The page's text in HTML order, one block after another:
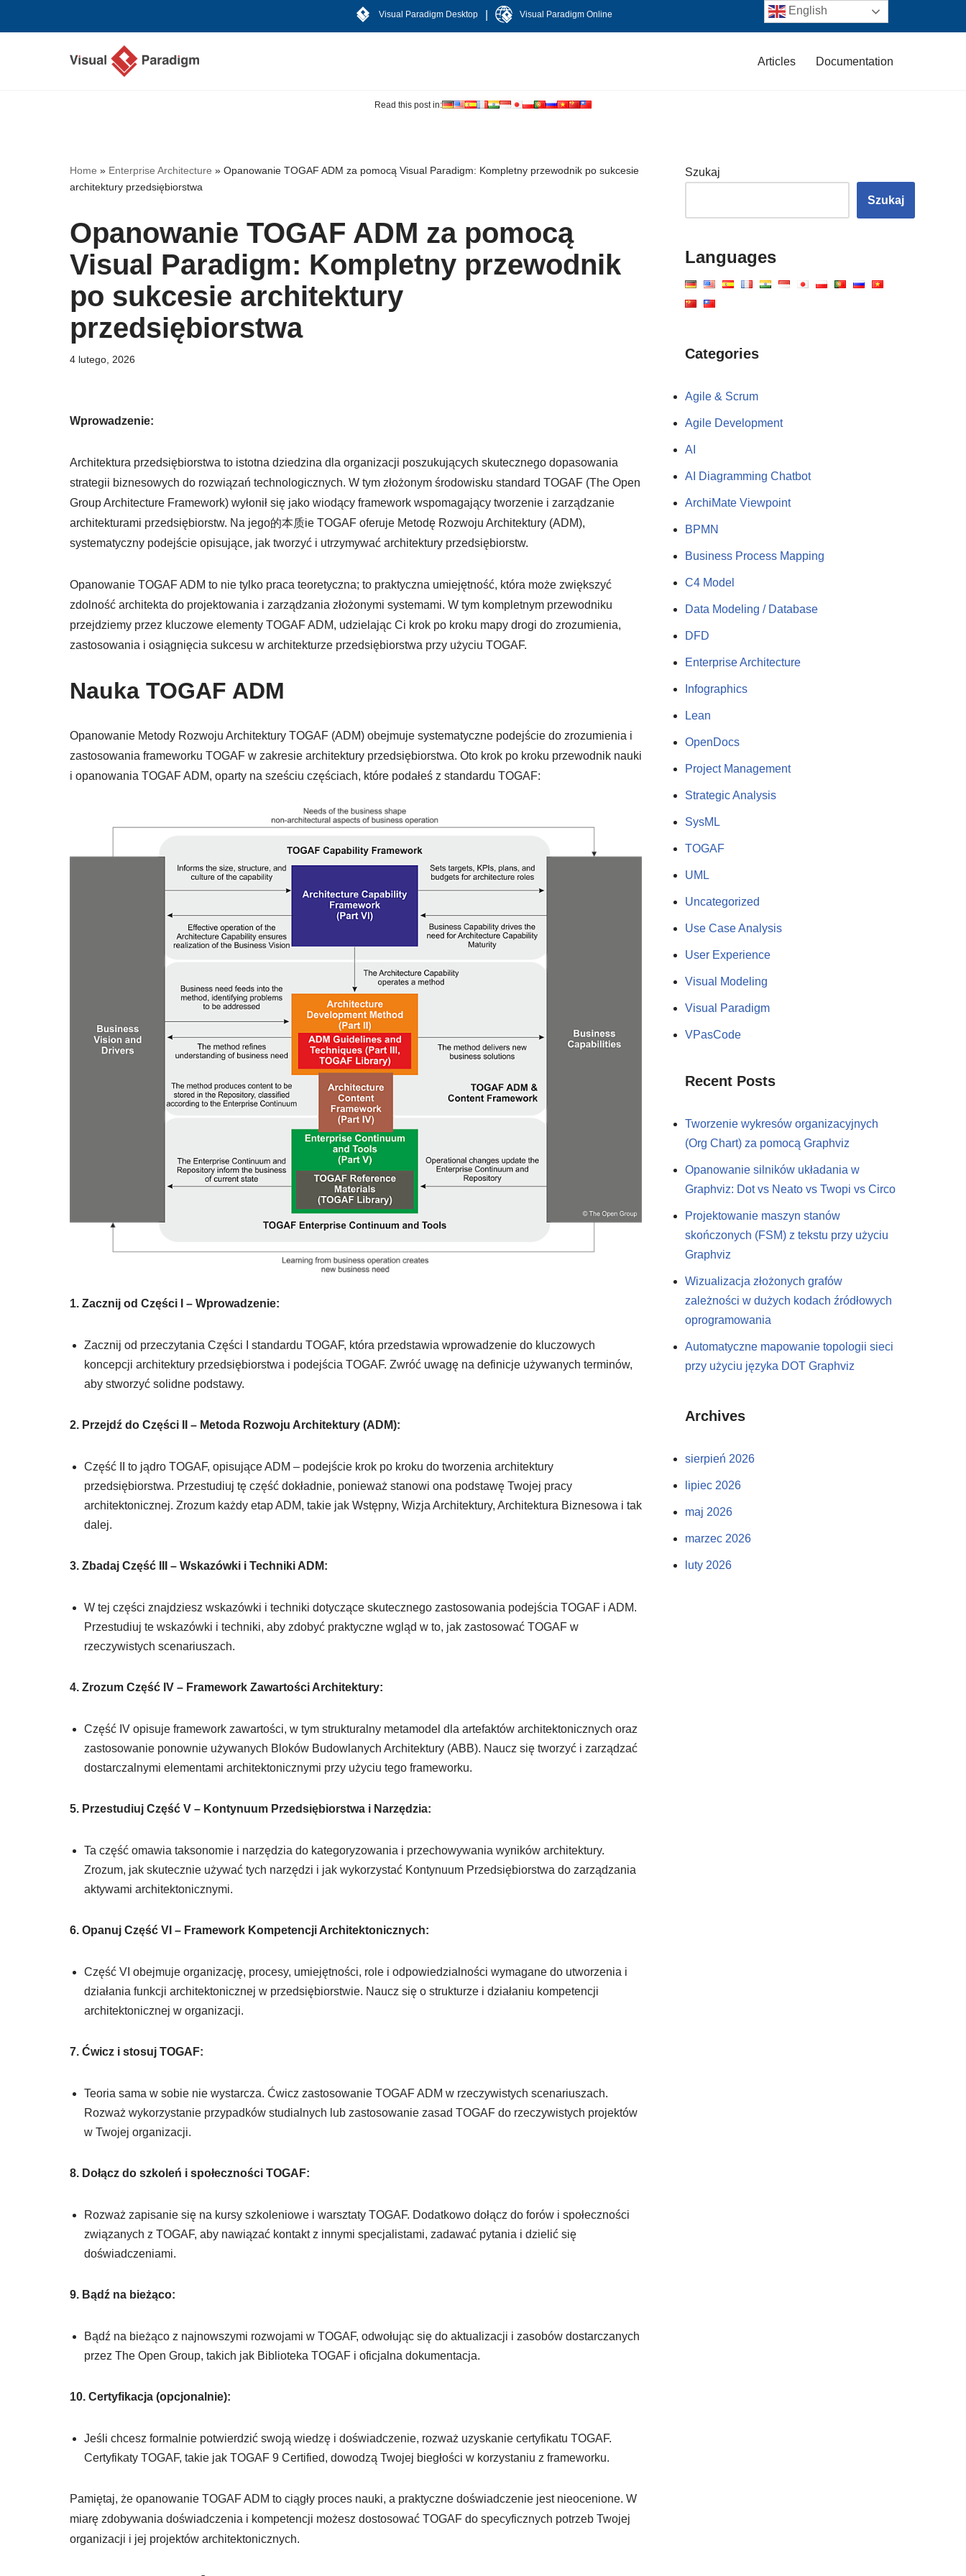
Visual Paradigm Desktop Visual Paradigm Online
Articles Documentation
Read this post in:
Home » Enterprise Architecture » Opanowanie TOGAF ADM za pomocą Visual Paradigm: Kompletny przewodnik po sukcesie
architektury przedsiębiorstwa
Opanowanie TOGAF ADM za pomocą
Visual Paradigm: Kompletny przewodnik
po sukcesie architektury
przedsiębiorstwa
4 lutego, 2026
Wprowadzenie:
Architektura przedsiębiorstwa to istotna dziedzina dla organizacji poszukujących skutecznego dopasowania
strategii biznesowych do rozwiązań technologicznych. W tym złożonym środowisku standard TOGAF (The Open
Group Architecture Framework) wyłonił się jako wiodący framework wspomagający tworzenie i zarządzanie
architekturami przedsiębiorstw. Na jego的本质ie TOGAF oferuje Metodę Rozwoju Architektury (ADM),
systematyczny podejście opisujące, jak tworzyć i utrzymywać architektury przedsiębiorstw.
Opanowanie TOGAF ADM to nie tylko praca teoretyczna; to praktyczna umiejętność, która może zwiększyć
zdolność architekta do projektowania i zarządzania złożonymi systemami. W tym kompletnym przewodniku
przejdziemy przez kluczowe elementy TOGAF ADM, udzielając Ci krok po kroku mapy drogi do zrozumienia,
zastosowania i osiągnięcia sukcesu w architekturze przedsiębiorstwa przy użyciu TOGAF.
Nauka TOGAF ADM
Opanowanie Metody Rozwoju Architektury TOGAF (ADM) obejmuje systematyczne podejście do zrozumienia i
zastosowania frameworku TOGAF w zakresie architektury przedsiębiorstwa. Oto krok po kroku przewodnik nauki
i opanowania TOGAF ADM, oparty na sześciu częściach, które podałeś z standardu TOGAF:
1. Zacznij od Części I – Wprowadzenie:
Zacznij od przeczytania Części I standardu TOGAF, która przedstawia wprowadzenie do kluczowych
koncepcji architektury przedsiębiorstwa i podejścia TOGAF. Zwróć uwagę na definicje używanych terminów,
aby stworzyć solidne podstawy.
2. Przejdź do Części II – Metoda Rozwoju Architektury (ADM):
Część II to jądro TOGAF, opisujące ADM – podejście krok po kroku do tworzenia architektury
przedsiębiorstwa. Przestudiuj tę część dokładnie, ponieważ stanowi ona podstawę Twojej pracy
architektonicznej. Zrozum każdy etap ADM, takie jak Wstępny, Wizja Architektury, Architektura Biznesowa i tak
dalej.
3. Zbadaj Część III – Wskazówki i Techniki ADM:
W tej części znajdziesz wskazówki i techniki dotyczące skutecznego zastosowania podejścia TOGAF i ADM.
Przestudiuj te wskazówki i techniki, aby zdobyć praktyczne wgląd w to, jak zastosować TOGAF w
rzeczywistych scenariuszach.
4. Zrozum Część IV – Framework Zawartości Architektury:
Część IV opisuje framework zawartości, w tym strukturalny metamodel dla artefaktów architektonicznych oraz
zastosowanie ponownie używanych Bloków Budowlanych Architektury (ABB). Naucz się tworzyć i zarządzać
dostarczalnymi elementami architektonicznymi przy użyciu tego frameworku.
5. Przestudiuj Część V – Kontynuum Przedsiębiorstwa i Narzędzia:
Ta część omawia taksonomie i narzędzia do kategoryzowania i przechowywania wyników architektury.
Zrozum, jak skutecznie używać tych narzędzi i jak wykorzystać Kontynuum Przedsiębiorstwa do zarządzania
aktywami architektonicznymi.
6. Opanuj Część VI – Framework Kompetencji Architektonicznych:
Część VI obejmuje organizację, procesy, umiejętności, role i odpowiedzialności wymagane do utworzenia i
działania funkcji architektonicznej w przedsiębiorstwie. Naucz się o strukturze i działaniu kompetencji
architektonicznej w organizacji.
7. Ćwicz i stosuj TOGAF:
Teoria sama w sobie nie wystarcza. Ćwicz zastosowanie TOGAF ADM w rzeczywistych scenariuszach.
Rozważ wykorzystanie przypadków studialnych lub zastosowanie zasad TOGAF do rzeczywistych projektów
w Twojej organizacji.
8. Dołącz do szkoleń i społeczności TOGAF:
Rozważ zapisanie się na kursy szkoleniowe i warsztaty TOGAF. Dodatkowo dołącz do forów i społeczności
związanych z TOGAF, aby nawiązać kontakt z innymi specjalistami, zadawać pytania i dzielić się
doświadczeniami.
9. Bądź na bieżąco:
Bądź na bieżąco z najnowszymi rozwojami w TOGAF, odwołując się do aktualizacji i zasobów dostarczanych
przez The Open Group, takich jak Biblioteka TOGAF i oficjalna dokumentacja.
10. Certyfikacja (opcjonalnie):
Jeśli chcesz formalnie potwierdzić swoją wiedzę i doświadczenie, rozważ uzyskanie certyfikatu TOGAF.
Certyfikaty TOGAF, takie jak TOGAF 9 Certified, dowodzą Twojej biegłości w korzystaniu z frameworku.
Pamiętaj, że opanowanie TOGAF ADM to ciągły proces nauki, a praktyczne doświadczenie jest nieocenione. W
miarę zdobywania doświadczenia i kompetencji możesz dostosować TOGAF do specyficznych potrzeb Twojej
organizacji i jej projektów architektonicznych.
Szukaj
Szukaj
Languages
Categories
Agile & Scrum
Agile Development
AI
AI Diagramming Chatbot
ArchiMate Viewpoint
BPMN
Business Process Mapping
C4 Model
Data Modeling / Database
DFD
Enterprise Architecture
Infographics
Lean
OpenDocs
Project Management
Strategic Analysis
SysML
TOGAF
UML
Uncategorized
Use Case Analysis
User Experience
Visual Modeling
Visual Paradigm
VPasCode
Recent Posts
Tworzenie wykresów organizacyjnych
(Org Chart) za pomocą Graphviz
Opanowanie silników układania w
Graphviz: Dot vs Neato vs Twopi vs Circo
Projektowanie maszyn stanów
skończonych (FSM) z tekstu przy użyciu
Graphviz
Wizualizacja złożonych grafów
zależności w dużych kodach źródłowych
oprogramowania
Automatyczne mapowanie topologii sieci
przy użyciu języka DOT Graphviz
Archives
sierpień 2026
lipiec 2026
maj 2026
marzec 2026
luty 2026
English